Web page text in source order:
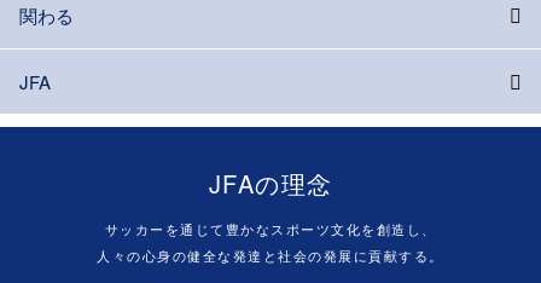
関わる
JFA
JFAの理念
サッカーを通じて豊かなスポーツ文化を創造し、
人々の心身の健全な発達と社会の発展に貢献する。